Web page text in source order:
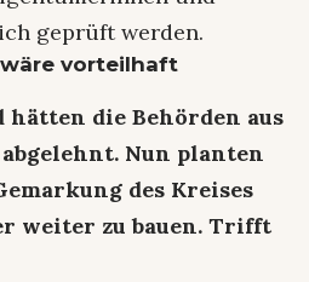
geprüft werden.
vorteilhaft
die Behörden aus
Nun planten
des Kreises
weiter zu bauen. Trifft